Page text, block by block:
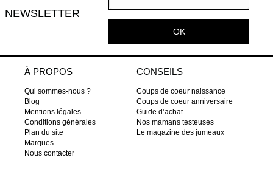
NEWSLETTER
OK
À PROPOS
Qui sommes-nous ?
Blog
Mentions légales
Conditions générales
Plan du site
Marques
Nous contacter
CONSEILS
Coups de coeur naissance
Coups de coeur anniversaire
Guide d’achat
Nos mamans testeuses
Le magazine des jumeaux